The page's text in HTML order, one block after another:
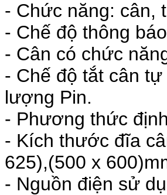
- Chức năng: cân,
- Chế độ thông
- Cân có chức
- Chế độ tắt cân
lượng Pin.
- Phương thức
- Kích thước đĩa
625),(500 x
- Nguồn điện sử